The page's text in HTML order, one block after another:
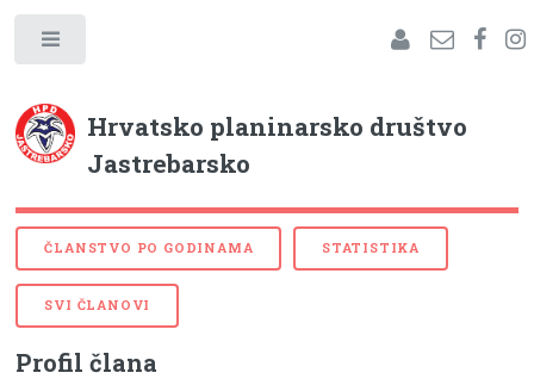
Hrvatsko planinarsko društvo
Jastrebarsko
ČLANSTVO PO GODINAMA STATISTIKA
SVI ČLANOVI
Profil člana